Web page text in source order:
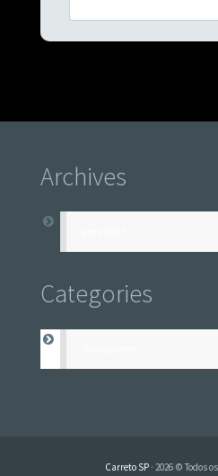
Archives
Categories
Carreto SP· 2026 © Todos